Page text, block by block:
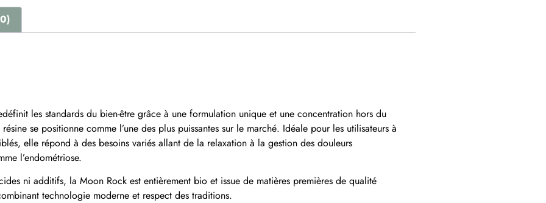
les standards du bien-être grâce à une formulation unique et une concentration hors du
se positionne comme l’une des plus puissantes sur le marché. Idéale pour les utilisateurs à
elle répond à des besoins variés allant de la relaxation à la gestion des douleurs
l’endométriose.
ni additifs, la Moon Rock est entièrement bio et issue de matières premières de qualité
technologie moderne et respect des traditions.